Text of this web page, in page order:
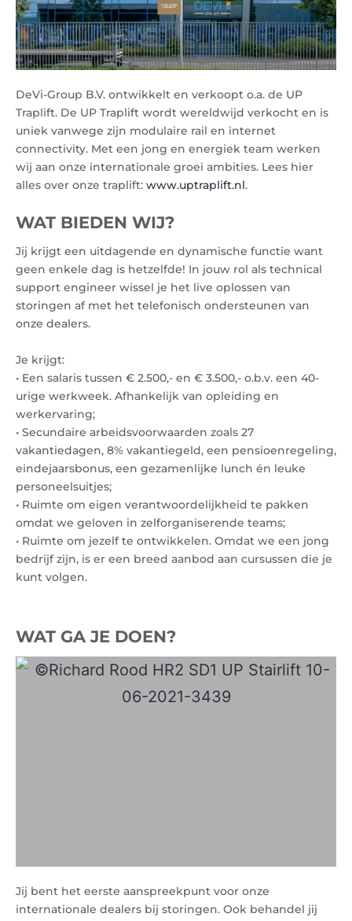
DeVi-Group B.V. ontwikkelt en verkoopt o.a. de UP
Traplift. De UP Traplift wordt wereldwijd verkocht en is
uniek vanwege zijn modulaire rail en internet
connectivity. Met een jong en energiek team werken
wij aan onze internationale groei ambities. Lees hier
alles over onze traplift: www.uptraplift.nl.
WAT BIEDEN WIJ?
Jij krijgt een uitdagende en dynamische functie want
geen enkele dag is hetzelfde! In jouw rol als technical
support engineer wissel je het live oplossen van
storingen af met het telefonisch ondersteunen van
onze dealers.
Je krijgt:
• Een salaris tussen € 2.500,- en € 3.500,- o.b.v. een 40-
urige werkweek. Afhankelijk van opleiding en
werkervaring;
• Secundaire arbeidsvoorwaarden zoals 27
vakantiedagen, 8% vakantiegeld, een pensioenregeling,
eindejaarsbonus, een gezamenlijke lunch én leuke
personeelsuitjes;
• Ruimte om eigen verantwoordelijkheid te pakken
omdat we geloven in zelforganiserende teams;
• Ruimte om jezelf te ontwikkelen. Omdat we een jong
bedrijf zijn, is er een breed aanbod aan cursussen die je
kunt volgen.
WAT GA JE DOEN?
Jij bent het eerste aanspreekpunt voor onze
internationale dealers bij storingen. Ook behandel jij